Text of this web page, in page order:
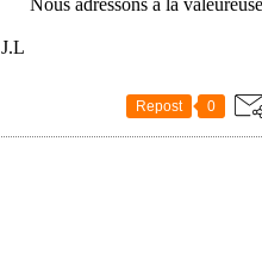
Nous adressons à la
J.L
Repost 0